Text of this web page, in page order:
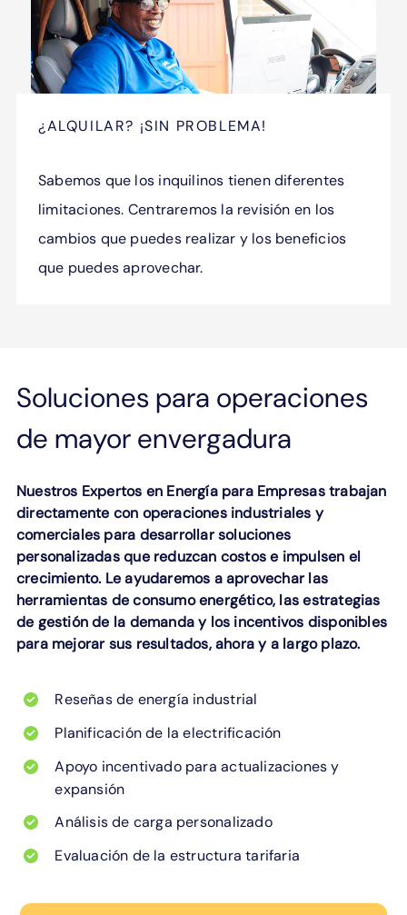
¿ALQUILAR? ¡SIN PROBLEMA!
Sabemos que los inquilinos tienen diferentes
limitaciones. Centraremos la revisión en los
cambios que puedes realizar y los beneficios
que puedes aprovechar.
Soluciones para operaciones
de mayor envergadura
Nuestros Expertos en Energía para Empresas trabajan
directamente con operaciones industriales y
comerciales para desarrollar soluciones
personalizadas que reduzcan costos e impulsen el
crecimiento. Le ayudaremos a aprovechar las
herramientas de consumo energético, las estrategias
de gestión de la demanda y los incentivos disponibles
para mejorar sus resultados, ahora y a largo plazo.
Reseñas de energía industrial
Planificación de la electrificación
Apoyo incentivado para actualizaciones y
expansión
Análisis de carga personalizado
Evaluación de la estructura tarifaria